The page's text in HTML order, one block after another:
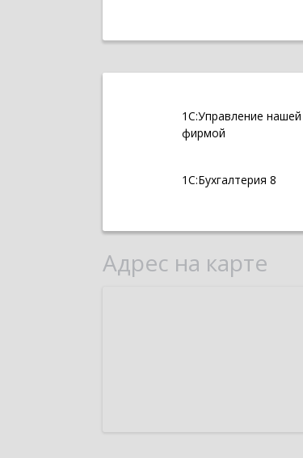
1С:Управление нашей
фирмой
1С:Бухгалтерия 8
Адрес на карте